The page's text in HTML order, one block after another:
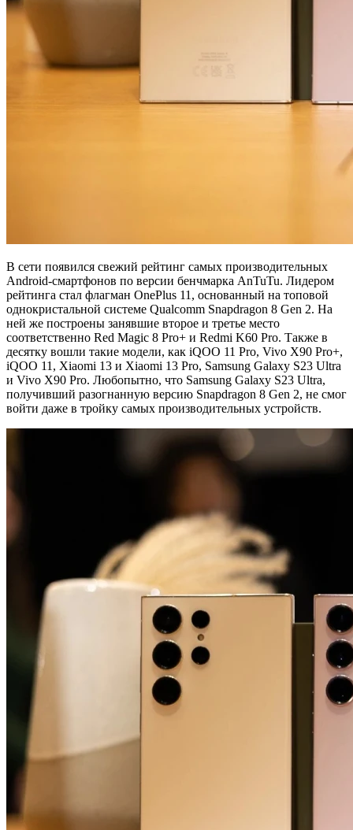
В сети появился свежий рейтинг самых производительных
Android-смартфонов по версии бенчмарка AnTuTu. Лидером
рейтинга стал флагман OnePlus 11, основанный на топовой
однокристальной системе Qualcomm Snapdragon 8 Gen 2. На
ней же построены занявшие второе и третье место
соответственно Red Magic 8 Pro+ и Redmi K60 Pro. Также в
десятку вошли такие модели, как iQOO 11 Pro, Vivo X90 Pro+,
iQOO 11, Xiaomi 13 и Xiaomi 13 Pro, Samsung Galaxy S23 Ultra
и Vivo X90 Pro. Любопытно, что Samsung Galaxy S23 Ultra,
получивший разогнанную версию Snapdragon 8 Gen 2, не смог
войти даже в тройку самых производительных устройств.